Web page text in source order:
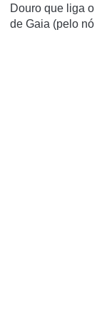
Douro que liga
de Gaia (pelo